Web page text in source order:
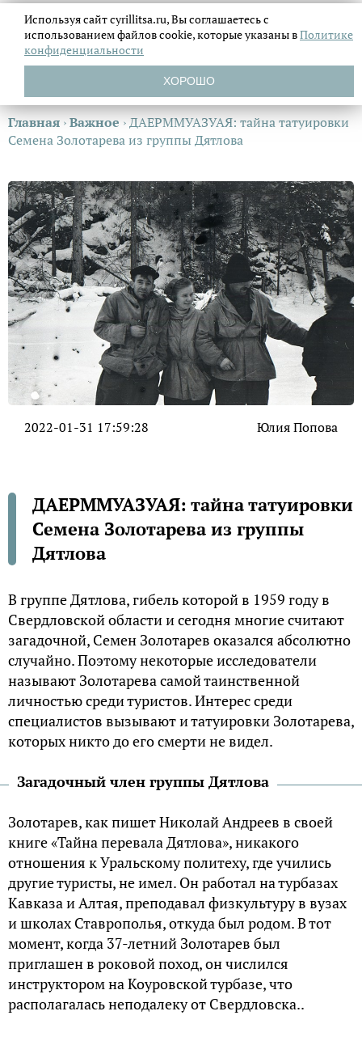
Главная ›Важное ›ДАЕРММУАЗУАЯ: тайна татуировки
Семена Золотарева из группы Дятлова
2022-01-31 17:59:28 Юлия Попова
ДАЕРММУАЗУАЯ: тайна татуировки
Семена Золотарева из группы
Дятлова
В группе Дятлова, гибель которой в 1959 году в
Свердловской области и сегодня многие считают
загадочной, Семен Золотарев оказался абсолютно
случайно. Поэтому некоторые исследователи
называют Золотарева самой таинственной
личностью среди туристов. Интерес среди
специалистов вызывают и татуировки Золотарева,
которых никто до его смерти не видел.
Загадочный член группы Дятлова
Золотарев, как пишет Николай Андреев в своей
книге «Тайна перевала Дятлова», никакого
отношения к Уральскому политеху, где учились
другие туристы, не имел. Он работал на турбазах
Кавказа и Алтая, преподавал физкультуру в вузах
и школах Ставрополья, откуда был родом. В тот
момент, когда 37-летний Золотарев был
приглашен в роковой поход, он числился
инструктором на Коуровской турбазе, что
располагалась неподалеку от Свердловска..
Используя сайт cyrillitsa.ru, Вы соглашаетесь с
использованием файловcookie, которые указаны вПолитике
конфиденциальности
ХОРОШО